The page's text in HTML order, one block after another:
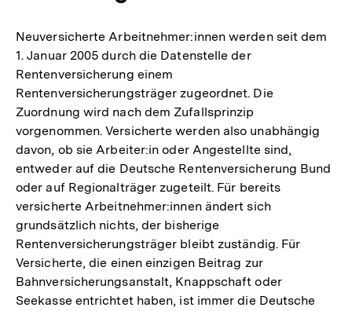
Neuversicherte Arbeitnehmer:innen werden seit dem
1. Januar 2005 durch die Datenstelle der
Rentenversicherung einem
Rentenversicherungsträger zugeordnet. Die
Zuordnung wird nach dem Zufallsprinzip
vorgenommen. Versicherte werden also unabhängig
davon, ob sie Arbeiter:in oder Angestellte sind,
entweder auf die Deutsche Rentenversicherung Bund
oder auf Regionalträger zugeteilt. Für bereits
versicherte Arbeitnehmer:innen ändert sich
grundsätzlich nichts, der bisherige
Rentenversicherungsträger bleibt zuständig. Für
Versicherte, die einen einzigen Beitrag zur
Bahnversicherungsanstalt, Knappschaft oder
Seekasse entrichtet haben, ist immer die Deutsche